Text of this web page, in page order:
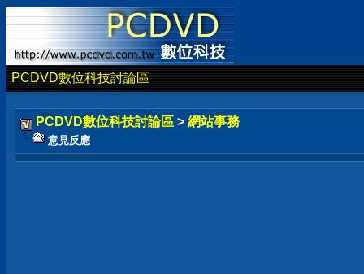
PCDVD數位科技討論區
PCDVD數位科技討論區 > 網站事務
意見反應